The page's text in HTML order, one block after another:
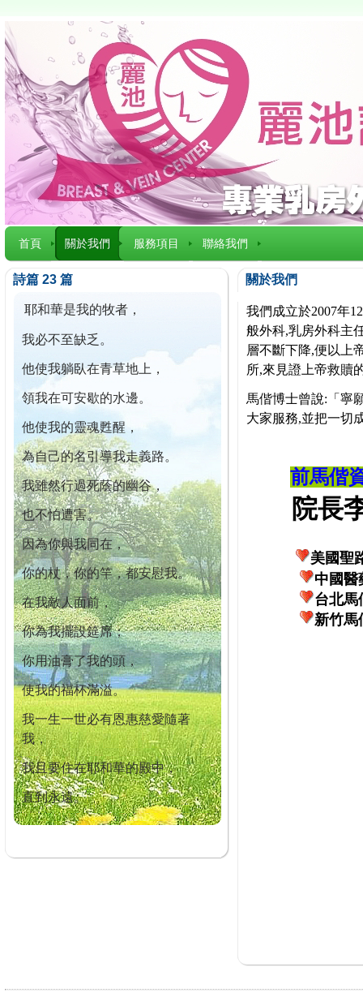
首頁 關於我們 服務項目 聯絡我們
詩篇 23 篇
耶和華是我的牧者，
我必不至缺乏。
他使我躺臥在青草地上，
領我在可安歇的水邊。
他使我的靈魂甦醒，
為自己的名引導我走義路。
我雖然行過死蔭的幽谷，
也不怕遭害。
因為你與我同在，
你的杖，你的竿，都安慰我。
在我敵人面前，
你為我擺設筵席；
你用油膏了我的頭，
使我的福杯滿溢。
我一生一世必有恩惠慈愛隨著
我，
我且要住在耶和華的殿中，
直到永遠。
關於我們
我們成立於2007年
般外科,乳房外科主
層不斷下降,便以上
所,來見證上帝救贖
馬偕博士曾說:「寧
大家服務,並把一切
前馬偕
院長李
美國聖
中國醫
台北馬
新竹馬